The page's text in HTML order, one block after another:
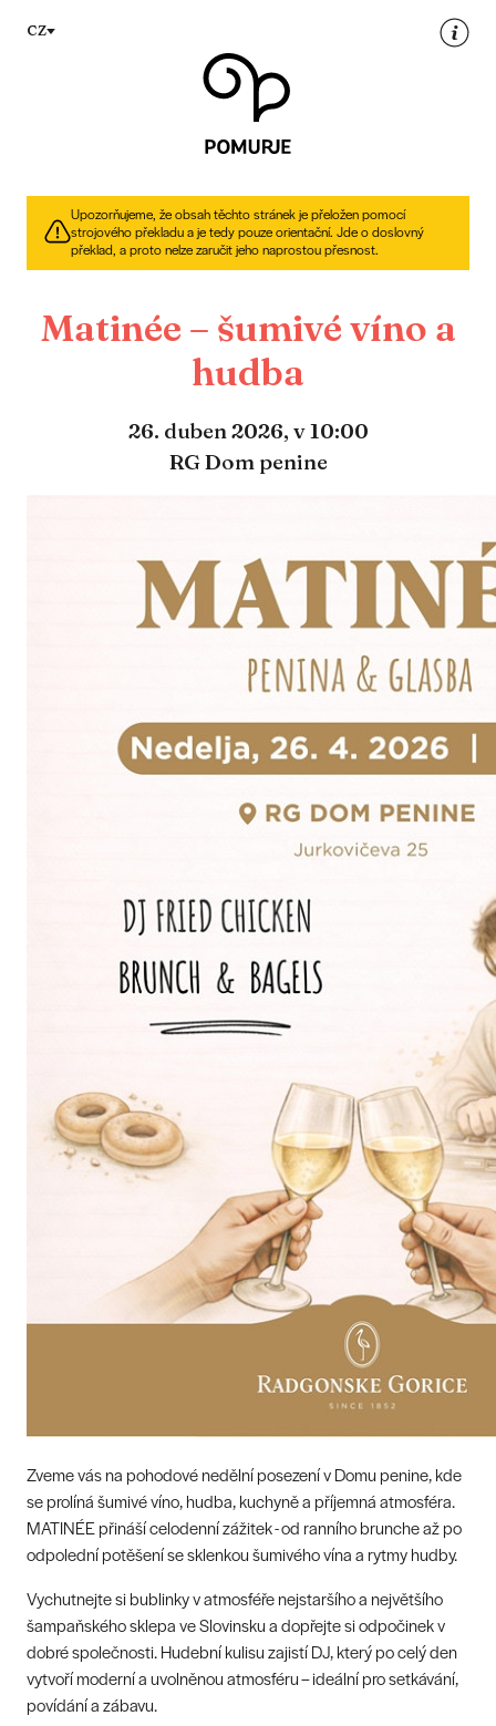
CZ
Upozorňujeme, že obsah těchto stránek je přeložen pomocí
strojového překladu a je tedy pouze orientační. Jde o doslovný
překlad, a proto nelze zaručit jeho naprostou přesnost.
Matinée – šumivé víno a
hudba
26. duben 2026, v 10:00
RG Dom penine
Zveme vás na pohodové nedělní posezení v Domu penine, kde
se prolíná šumivé víno, hudba, kuchyně a příjemná atmosféra.
MATINÉE přináší celodenní zážitek - od ranního brunche až po
odpolední potěšení se sklenkou šumivého vína a rytmy hudby.
Vychutnejte si bublinky v atmosféře nejstaršího a největšího
šampaňského sklepa ve Slovinsku a dopřejte si odpočinek v
dobré společnosti. Hudební kulisu zajistí DJ, který po celý den
vytvoří moderní a uvolněnou atmosféru – ideální pro setkávání,
povídání a zábavu.